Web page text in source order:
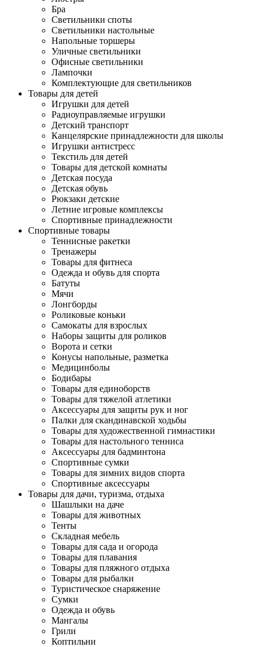
Бра
Светильники споты
Светильники настольные
Напольные торшеры
Уличные светильники
Офисные светильники
Лампочки
Комплектующие для светильников
Товары для детей
Игрушки для детей
Радиоуправляемые игрушки
Детский транспорт
Канцелярские принадлежности для школы
Игрушки антистресс
Текстиль для детей
Товары для детской комнаты
Детская посуда
Детская обувь
Рюкзаки детские
Летние игровые комплексы
Спортивные принадлежности
Спортивные товары
Теннисные ракетки
Тренажеры
Товары для фитнеса
Одежда и обувь для спорта
Батуты
Мячи
Лонгборды
Роликовые коньки
Самокаты для взрослых
Наборы защиты для роликов
Ворота и сетки
Конусы напольные, разметка
Медицинболы
Бодибары
Товары для единоборств
Товары для тяжелой атлетики
Аксессуары для защиты рук и ног
Палки для скандинавской ходьбы
Товары для художественной гимнастики
Товары для настольного тенниса
Аксессуары для бадминтона
Спортивные сумки
Товары для зимних видов спорта
Спортивные аксессуары
Товары для дачи, туризма, отдыха
Шашлыки на даче
Товары для животных
Тенты
Складная мебель
Товары для сада и огорода
Товары для плавания
Товары для пляжного отдыха
Товары для рыбалки
Туристическое снаряжение
Сумки
Одежда и обувь
Мангалы
Грили
Коптильни